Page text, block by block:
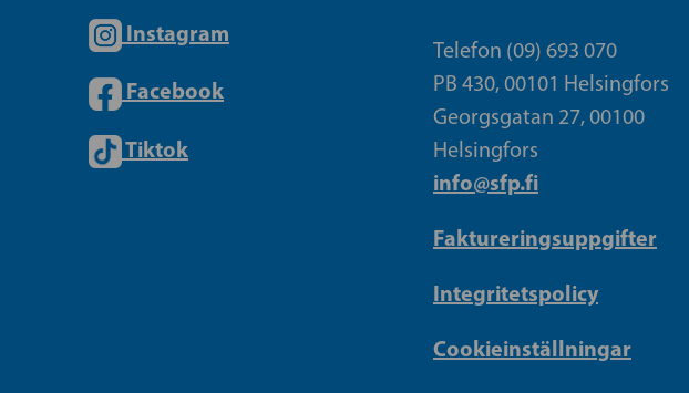
Instagram
Facebook
Tiktok
Telefon (09) 693 070
PB 430, 00101 Helsingfors
Georgsgatan 27, 00100
Helsingfors
info@sfp.fi
Faktureringsuppgifter
Integritetspolicy
Cookieinställningar